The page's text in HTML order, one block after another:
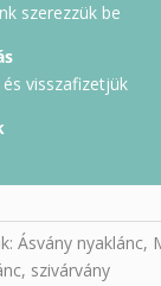
szerezzük be
visszafizetjük
Ásvány nyaklánc,
, szivárvány